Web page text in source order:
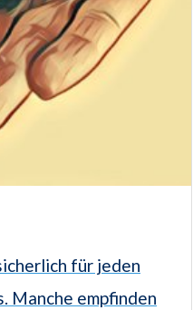
für jeden
Manche empfinden